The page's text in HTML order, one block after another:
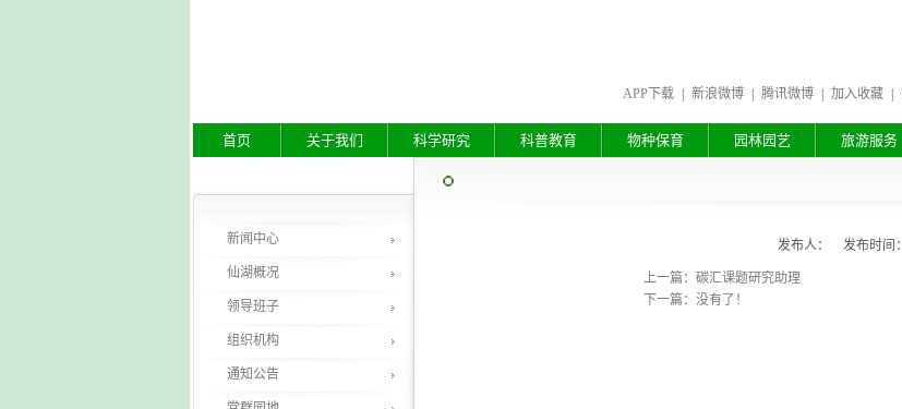
APP下载 新浪微博 腾讯微博 加入收藏
首页 关于我们 科学研究 科普教育 物种保育 园林园艺 旅游服务
发布人： 发布时间：
上一篇：碳汇课题研究助理
下一篇：没有了！
新闻中心
仙湖概况
领导班子
组织机构
通知公告